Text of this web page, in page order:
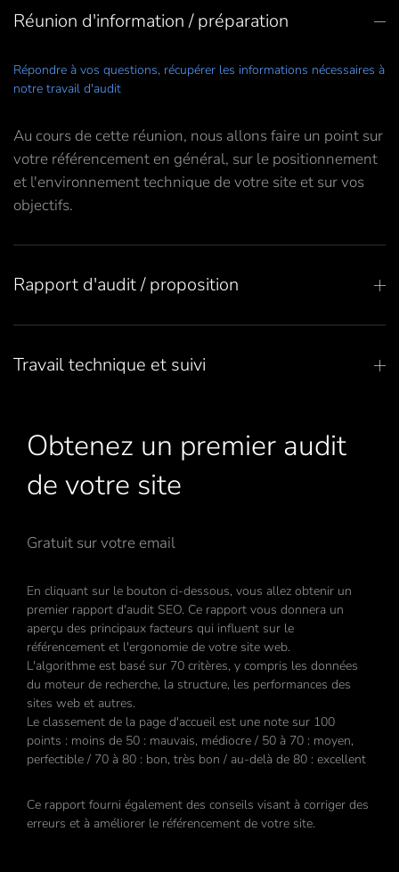
Réunion d'information / préparation
Répondre à vos questions, récupérer les informations nécessaires à
notre travail d'audit
Au cours de cette réunion, nous allons faire un point sur
votre référencement en général, sur le positionnement
et l'environnement technique de votre site et sur vos
objectifs.
Rapport d'audit / proposition
Travail technique et suivi
Obtenez un premier audit
de votre site
Gratuit sur votre email
En cliquant sur le bouton ci-dessous, vous allez obtenir un
premier rapport d'audit SEO. Ce rapport vous donnera un
aperçu des principaux facteurs qui influent sur le
référencement et l'ergonomie de votre site web.
L'algorithme est basé sur 70 critères, y compris les données
du moteur de recherche, la structure, les performances des
sites web et autres.
Le classement de la page d'accueil est une note sur 100
points : moins de 50 : mauvais, médiocre / 50 à 70 : moyen,
perfectible / 70 à 80 : bon, très bon / au-delà de 80 : excellent
Ce rapport fourni également des conseils visant à corriger des
erreurs et à améliorer le référencement de votre site.